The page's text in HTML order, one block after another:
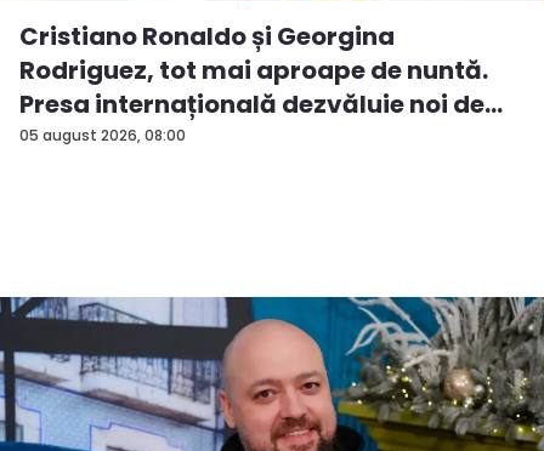
05 august 2026, 08:00
Cristiano Ronaldo și Georgina
Rodriguez, tot mai aproape de nuntă.
Presa internațională dezvăluie noi de...